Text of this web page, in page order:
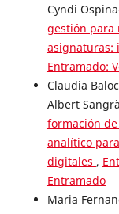
Cyndi
gestión para
asignaturas:
Entramado:
Claudia
Albert
formación
analítico
digitales ,
Entramado
Maria